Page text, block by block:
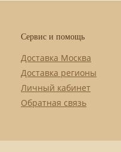
Сервис и помощь
Доставка Москва
Доставка регионы
Личный кабинет
Обратная связь